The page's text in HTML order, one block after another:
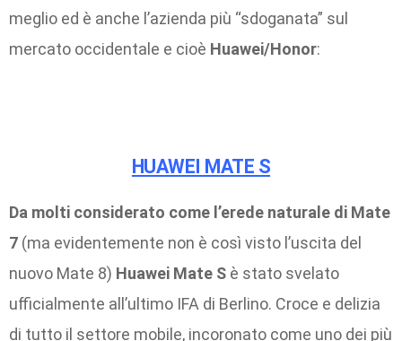
meglio ed è anche l’azienda più “sdoganata” sul
mercato occidentale e cioè Huawei/Honor:
HUAWEI MATE S
Da molti considerato come l’erede naturale di Mate
7 (ma evidentemente non è così visto l’uscita del
nuovo Mate 8) Huawei Mate S è stato svelato
ufficialmente all’ultimo IFA di Berlino. Croce e delizia
di tutto il settore mobile, incoronato come uno dei più